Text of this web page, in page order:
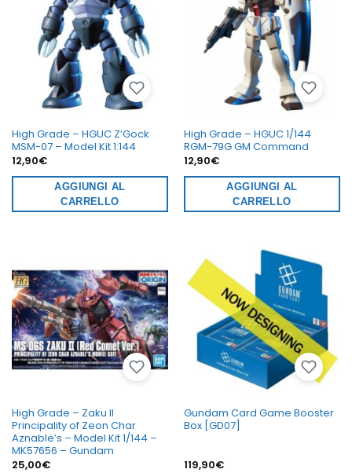
High Grade – HGUC Z’Gock
MSM-07 – Model Kit 1:144
12,90€
AGGIUNGI AL
CARRELLO
High Grade – HGUC 1/144
RGM-79G GM Command
12,90€
AGGIUNGI AL
CARRELLO
High Grade – Zaku II
Principality of Zeon Char
Aznable’s – Model Kit 1/144 –
MK57656 – Gundam
25,00€
Gundam Card Game Booster
Box [GD07]
119,90€